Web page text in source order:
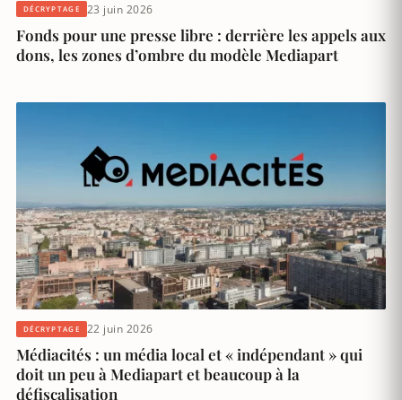
DÉCRYPTAGE 23 juin 2026
Fonds pour une presse libre : derrière les appels aux
dons, les zones d’ombre du modèle Mediapart
DÉCRYPTAGE 22 juin 2026
Médiacités : un média local et « indépendant » qui
doit un peu à Mediapart et beaucoup à la
défiscalisation